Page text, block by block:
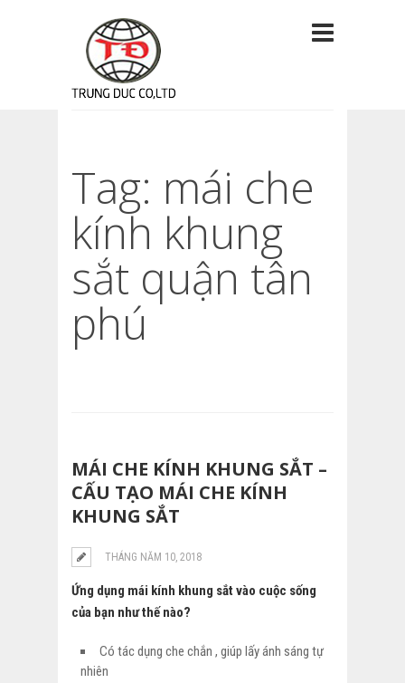
Tag: mái che
kính khung
sắt quận tân
phú
MÁI CHE KÍNH KHUNG SẮT –
CẤU TẠO MÁI CHE KÍNH
KHUNG SẮT
THÁNG NĂM 10, 2018
Ứng dụng mái kính khung sắt vào cuộc sống
của bạn như thế nào?
Có tác dụng che chắn , giúp lấy ánh sáng tự
nhiên